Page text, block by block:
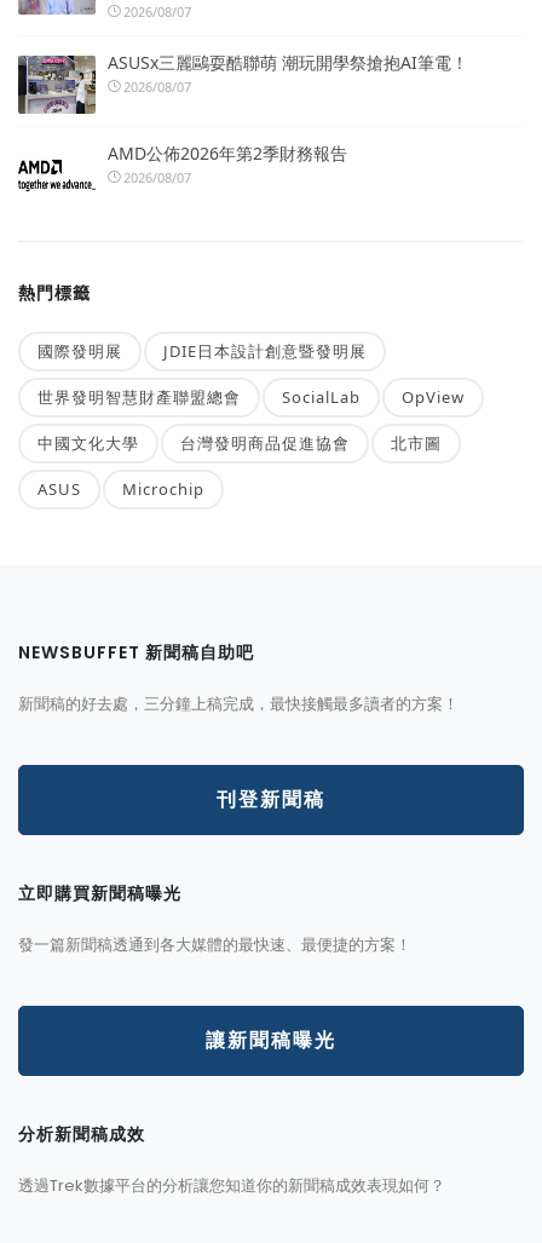
2026/08/07
ASUSx三麗鷗耍酷聯萌 潮玩開學祭搶抱AI筆電！
2026/08/07
AMD公佈2026年第2季財務報告
2026/08/07
熱門標籤
國際發明展 JDIE日本設計創意暨發明展
世界發明智慧財產聯盟總會 SocialLab OpView
中國文化大學 台灣發明商品促進協會 北市圖
ASUS Microchip
NEWSBUFFET 新聞稿自助吧
新聞稿的好去處，三分鐘上稿完成，最快接觸最多讀者的方案！
刊登新聞稿
立即購買新聞稿曝光
發一篇新聞稿透通到各大媒體的最快速、最便捷的方案！
讓新聞稿曝光
分析新聞稿成效
透過Trek數據平台的分析讓您知道你的新聞稿成效表現如何？